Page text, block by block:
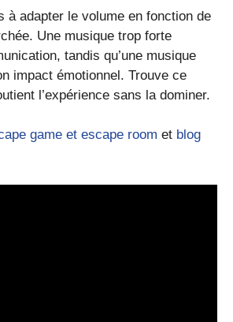
à adapter le volume en fonction de
Une musique trop forte
tandis qu’une musique
impact émotionnel. Trouve ce
l’expérience sans la dominer.
game et escape room et blog